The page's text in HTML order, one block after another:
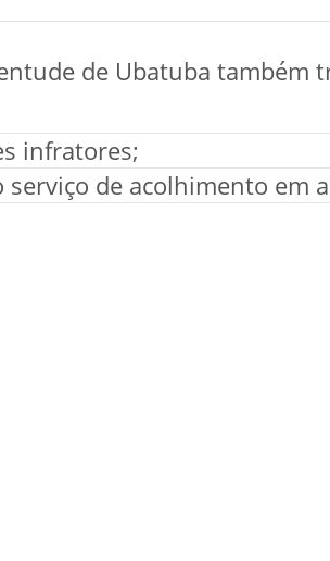
de Ubatuba também
infratores;
de acolhimento em